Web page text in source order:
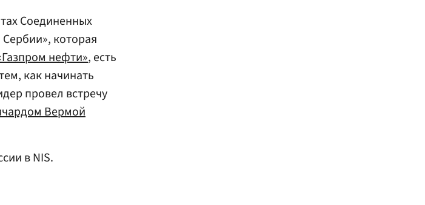
Соединенных
которая
нефти», есть
как начинать
провел встречу
Вермой
в NIS.